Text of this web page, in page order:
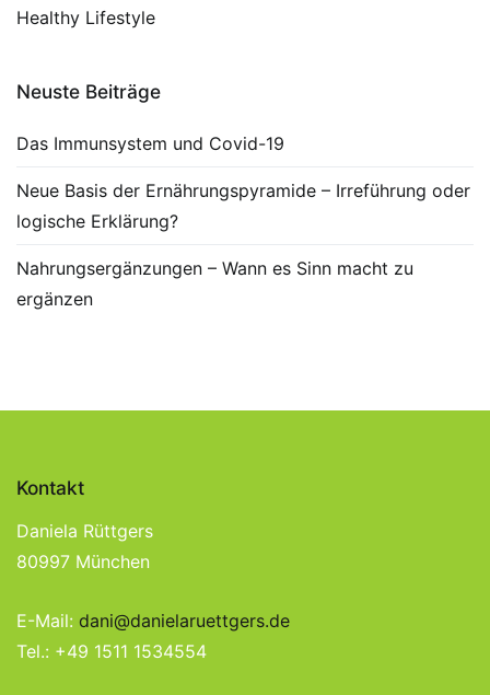
Healthy Lifestyle
Neuste Beiträge
Das Immunsystem und Covid-19
Neue Basis der Ernährungspyramide – Irreführung oder
logische Erklärung?
Nahrungsergänzungen – Wann es Sinn macht zu
ergänzen
Kontakt
Daniela Rüttgers
80997 München
E-Mail: dani@danielaruettgers.de
Tel.: +49 1511 1534554